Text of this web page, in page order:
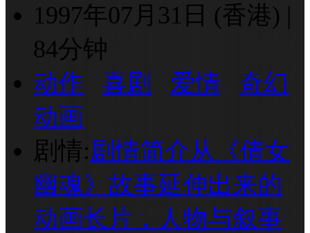
1997年07月31日 (香港) |
84分钟
动作
喜剧 爱情
奇幻
动画
剧情:剧情简介从《倩女
幽魂》故事延伸出来的
动画长片，人物与叙事